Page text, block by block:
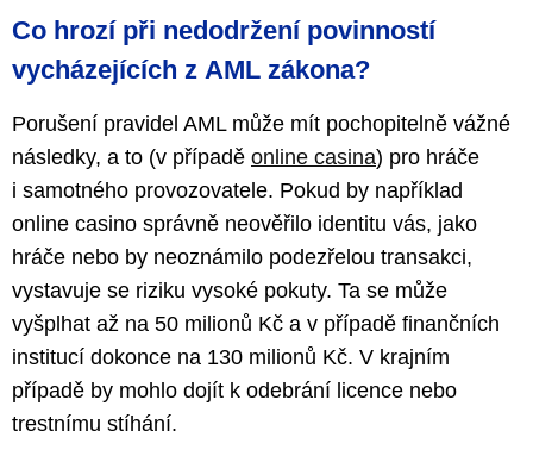
Co hrozí při nedodržení povinností
vycházejících z AML zákona?
Porušení pravidel AML může mít pochopitelně vážné
následky, a to (v případě online casina) pro hráče
i samotného provozovatele. Pokud by například
online casino správně neověřilo identitu vás, jako
hráče nebo by neoznámilo podezřelou transakci,
vystavuje se riziku vysoké pokuty. Ta se může
vyšplhat až na 50 milionů Kč a v případě finančních
institucí dokonce na 130 milionů Kč. V krajním
případě by mohlo dojít k odebrání licence nebo
trestnímu stíhání.